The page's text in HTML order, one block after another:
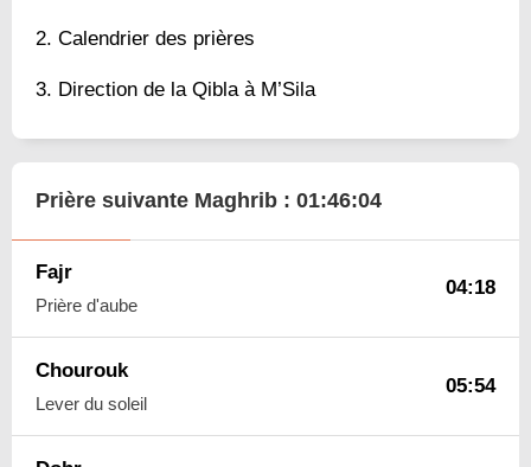
Calendrier des prières
Direction de la Qibla à M’Sila
Prière suivante Maghrib : 01:46:03
Fajr
Prière d'aube
04:18
Chourouk
Lever du soleil
05:54